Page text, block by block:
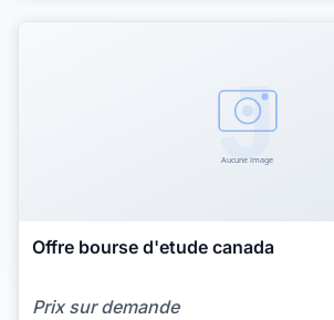
Offre bourse d'etude canada
Prix sur demande